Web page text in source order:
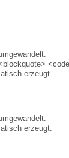
erzeugt.
erzeugt.